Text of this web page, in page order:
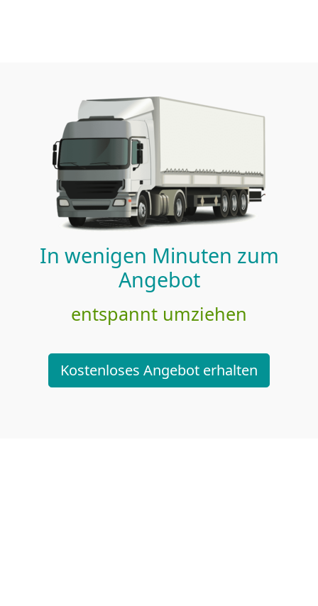
In wenigen Minuten zum
Angebot
entspannt umziehen
Kostenloses Angebot erhalten